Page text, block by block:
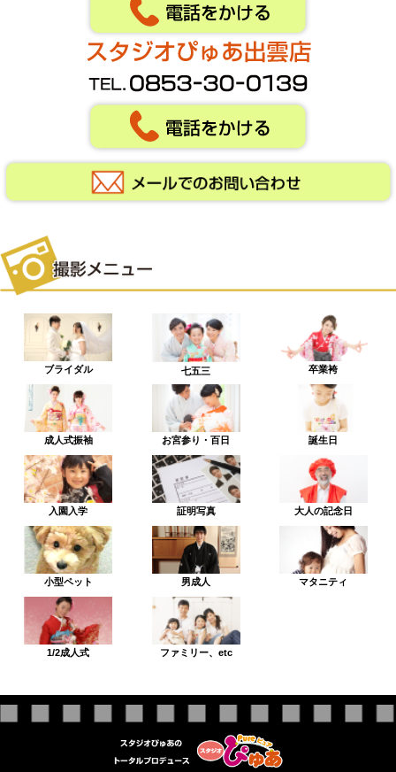
ブライダル 七五三 卒業袴
成人式振袖 お宮参り・百日 誕生日
入園入学 証明写真 大人の記念日
小型ペット 男成人 マタニティ
1/2成人式 ファミリー、etc